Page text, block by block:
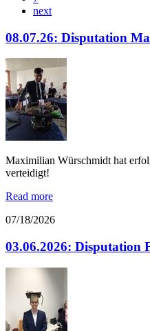
next
08.07.26: Disputation
Maximilian Würschmidt hat
verteidigt!
Read more
07/18/2026
03.06.2026: Disputation